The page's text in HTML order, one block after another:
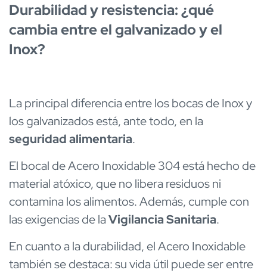
Durabilidad y resistencia: ¿qué
cambia entre el galvanizado y el
Inox?
La principal diferencia entre los bocas de Inox y
los galvanizados está, ante todo, en la
seguridad alimentaria.
El bocal de Acero Inoxidable 304 está hecho de
material atóxico, que no libera residuos ni
contamina los alimentos. Además, cumple con
las exigencias de laVigilancia Sanitaria.
En cuanto a la durabilidad, el Acero Inoxidable
también se destaca: su vida útil puede ser entre